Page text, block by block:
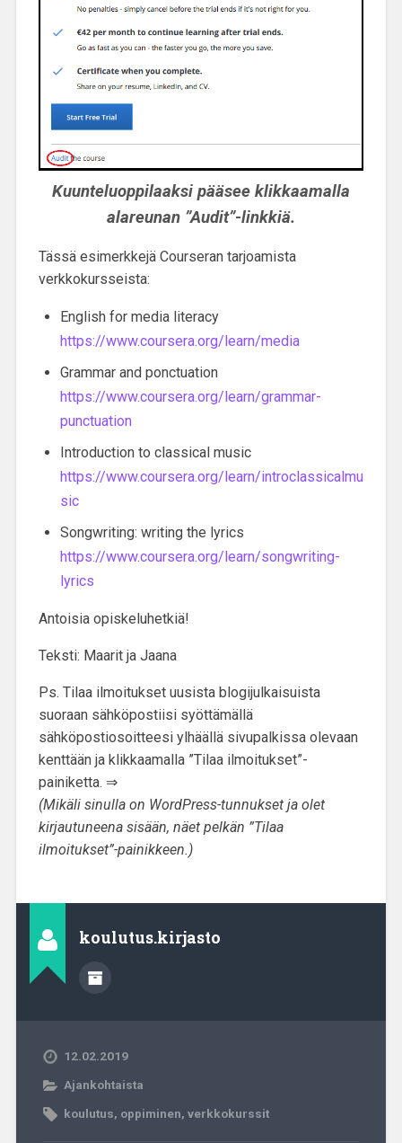
Kuunteluoppilaaksi pääsee klikkaamalla
alareunan ”Audit”-linkkiä.
Tässä esimerkkejä Courseran tarjoamista
verkkokursseista:
English for media literacy
https://www.coursera.org/learn/media
Grammar and ponctuation
https://www.coursera.org/learn/grammar-
punctuation
Introduction to classical music
https://www.coursera.org/learn/introclassicalmu
sic
Songwriting: writing the lyrics
https://www.coursera.org/learn/songwriting-
lyrics
Antoisia opiskeluhetkiä!
Teksti: Maarit ja Jaana
Ps. Tilaa ilmoituksetuusista blogijulkaisuista
suoraan sähköpostiisi syöttämällä
sähköpostiosoitteesi ylhäällä sivupalkissa olevaan
kenttään ja klikkaamalla ”Tilaa ilmoitukset”-
painiketta. ⇒
(Mikäli sinulla on WordPress-tunnukset ja olet
kirjautuneena sisään, näet pelkän ”Tilaa
ilmoitukset”-painikkeen.)
koulutus.kirjasto
12.02.2019
Ajankohtaista
koulutus, oppiminen, verkkokurssit